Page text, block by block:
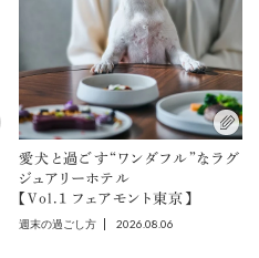
愛犬と過ごす“ワンダフル”なラグ
ジュアリーホテル
【Vol.1 フェアモント東京】
週末の過ごし方 2026.08.06